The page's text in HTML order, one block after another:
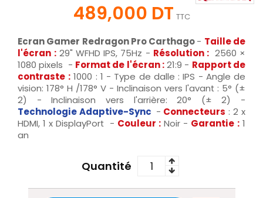
489,000 DT TTC
Ecran Gamer Redragon Pro Carthago- Taille de
l'écran : 29" WFHD IPS, 75Hz - Résolution :2560 ×
1080 pixels - Format de l'écran:21:9 - Rapport de
contraste : 1000 : 1 - Type de dalle : IPS - Angle de
vision: 178° H /178° V - Inclinaison vers l'avant : 5° (±
2) - Inclinaison vers l'arrière: 20° (± 2) -
Technologie Adaptive-Sync - Connecteurs : 2 x
HDMI, 1 x DisplayPort - Couleur : Noir - Garantie : 1
an
Quantité